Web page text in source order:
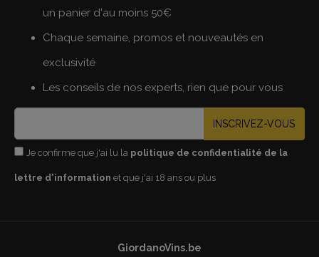
un panier d'au moins 50€
Chaque semaine, promos et nouveautés en
exclusivité
Les conseils de nos experts, rien que pour vous
INSCRIVEZ-VOUS
Je confirme que j'ai lu la politique de confidentialité de la
lettre d'information et que j'ai 18 ans ou plus
GiordanoVins.be